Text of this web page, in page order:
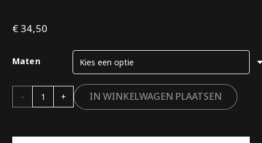
€ 34,50
Maten
PTTM
C2
IN WINKELWAGEN PLAATSEN